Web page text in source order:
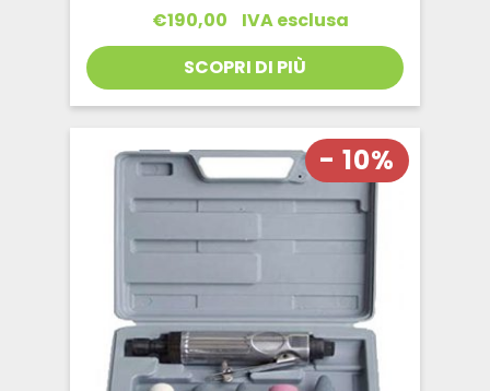
€190,00
IVA esclusa
SCOPRI DI PIÙ
- 10%